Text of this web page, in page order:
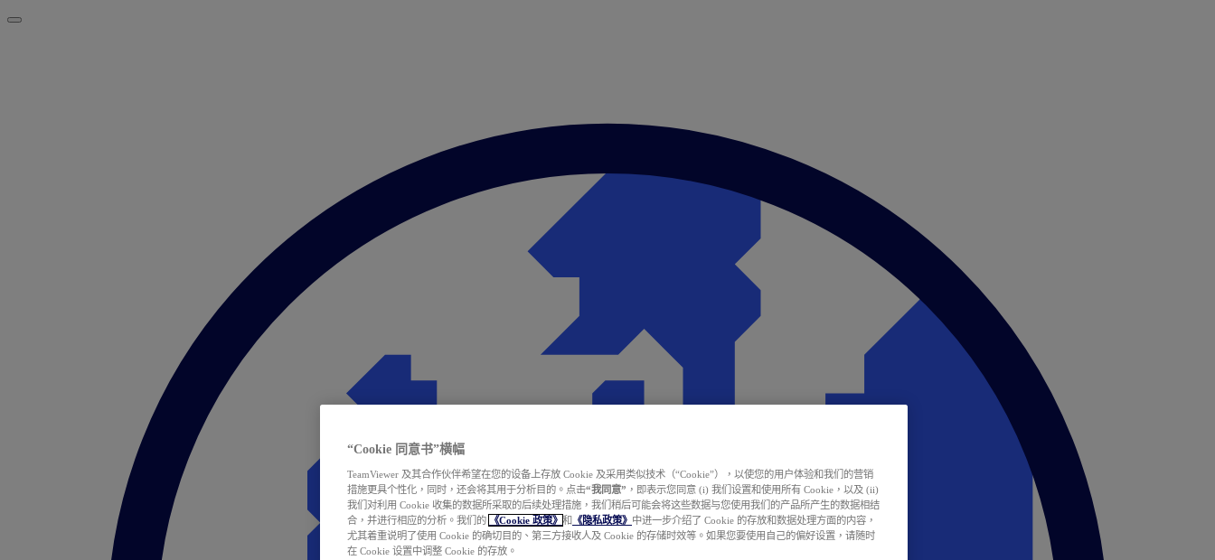
“Cookie 同意书”横幅
TeamViewer 及其合作伙伴希望在您的设备上存放 Cookie 及采用类似技术（“Cookie”），以使您的用户体验和我们的营销
措施更具个性化，同时，还会将其用于分析目的。点击“我同意” ，即表示您同意 (i) 我们设置和使用所有 Cookie，以及 (ii)
我们对利用 Cookie 收集的数据所采取的后续处理措施，我们稍后可能会将这些数据与您使用我们的产品所产生的数据相结
合，并进行相应的分析。我们的
《Cookie 政策》 和 《隐私政策》 中进一步介绍了 Cookie 的存放和数据处理方面的内容，
尤其着重说明了使用 Cookie 的确切目的、第三方接收人及 Cookie 的存储时效等。如果您要使用自己的偏好设置，请随时
在 Cookie 设置中调整 Cookie 的存放。